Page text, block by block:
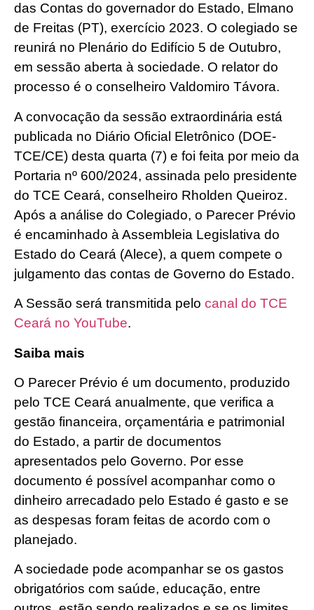
das Contas do governador do Estado, Elmano
de Freitas (PT), exercício 2023. O colegiado se
reunirá no Plenário do Edifício 5 de Outubro,
em sessão aberta à sociedade. O relator do
processo é o conselheiro Valdomiro Távora.
A convocação da sessão extraordinária está
publicada no Diário Oficial Eletrônico (DOE-
TCE/CE) desta quarta (7) e foi feita por meio da
Portaria nº 600/2024, assinada pelo presidente
do TCE Ceará, conselheiro Rholden Queiroz.
Após a análise do Colegiado, o Parecer Prévio
é encaminhado à Assembleia Legislativa do
Estado do Ceará (Alece), a quem compete o
julgamento das contas de Governo do Estado.
A Sessão será transmitida pelo canal do TCE
Ceará no YouTube.
Saiba mais
O Parecer Prévio é um documento, produzido
pelo TCE Ceará anualmente, que verifica a
gestão financeira, orçamentária e patrimonial
do Estado, a partir de documentos
apresentados pelo Governo. Por esse
documento é possível acompanhar como o
dinheiro arrecadado pelo Estado é gasto e se
as despesas foram feitas de acordo com o
planejado.
A sociedade pode acompanhar se os gastos
obrigatórios com saúde, educação, entre